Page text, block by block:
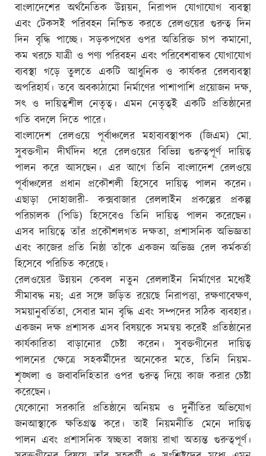
বাংলাদেশের অর্থনৈতিক উন্নয়ন, নিরাপদ যোগাযোগ ব্যবস্থা
এবং টেকসই পরিবহন নিশ্চিত করতে রেলওয়ের গুরুত্ব দিন
দিন বৃদ্ধি পাচ্ছে। সড়কপথের ওপর অতিরিক্ত চাপ কমানো,
কম খরচে যাত্রী ও পণ্য পরিবহন এবং পরিবেশবান্ধব যোগাযোগ
ব্যবস্থা গড়ে তুলতে একটি আধুনিক ও কার্যকর রেলব্যবস্থা
অপরিহার্য। তবে অবকাঠামো নির্মাণের পাশাপাশি প্রয়োজন দক্ষ,
সৎ ও দায়িত্বশীল নেতৃত্ব। এমন নেতৃত্বই একটি প্রতিষ্ঠানের
গতি বদলে দিতে পারে।
বাংলাদেশ রেলওয়ে পূর্বাঞ্চলের মহাব্যবস্থাপক (জিএম) মো.
সুবক্তগীন দীর্ঘদিন ধরে রেলওয়ের বিভিন্ন গুরুত্বপূর্ণ দায়িত্ব
পালন করে আসছেন। এর আগে তিনি বাংলাদেশ রেলওয়ে
পূর্বাঞ্চলের প্রধান প্রকৌশলী হিসেবে দায়িত্ব পালন করেন।
এছাড়া দোহাজারী- কক্সবাজার রেললাইন প্রকল্পের প্রকল্প
পরিচালক (পিডি) হিসেবেও তিনি দায়িত্ব পালন করেছেন।
এসব দায়িত্বে তাঁর প্রকৌশলগত দক্ষতা, প্রশাসনিক অভিজ্ঞতা
এবং কাজের প্রতি নিষ্ঠা তাঁকে একজন অভিজ্ঞ রেল কর্মকর্তা
হিসেবে পরিচিত করেছে।
রেলওয়ের উন্নয়ন কেবল নতুন রেললাইন নির্মাণের মধ্যেই
সীমাবদ্ধ নয়; এর সঙ্গে জড়িত রয়েছে নিরাপত্তা, রক্ষণাবেক্ষণ,
সময়ানুবর্তিতা, সেবার মান বৃদ্ধি এবং সম্পদের সঠিক ব্যবহার।
একজন দক্ষ প্রশাসক এসব বিষয়কে সমন্বয় করেই প্রতিষ্ঠানের
কার্যকারিতা বাড়ানোর চেষ্টা করেন। সুবক্তগীনের দায়িত্ব
পালনের ক্ষেত্রে সহকর্মীদের অনেকের মতে, তিনি নিয়ম-
শৃঙ্খলা ও জবাবদিহিতার ওপর গুরুত্ব দিয়ে কাজ করার চেষ্টা
করেছেন।
যেকোনো সরকারি প্রতিষ্ঠানে অনিয়ম ও দুর্নীতির অভিযোগ
জনআস্থাকে ক্ষতিগ্রস্ত করে। তাই নিয়মনীতি মেনে দায়িত্ব
পালন এবং প্রশাসনিক স্বচ্ছতা বজায় রাখা অত্যন্ত গুরুত্বপূর্ণ।